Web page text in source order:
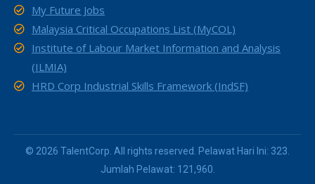
My Future Jobs
Malaysia Critical Occupations List (MyCOL)
Institute of Labour Market Information and Analysis
(ILMIA)
HRD Corp Industrial Skills Framework (IndSF)
© 2026 TalentCorp. All rights reserved. Pelawat Hari Ini: 323.
Jumlah Pelawat: 121,960.